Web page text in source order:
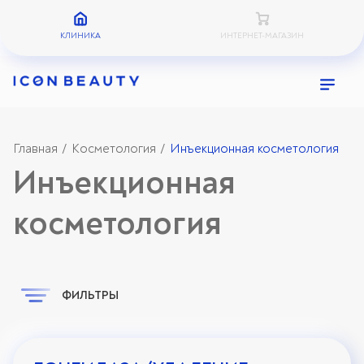
КЛИНИКА ИНТЕРНЕТ-МАГАЗИН
Главная / Косметология / Инъекционная косметология
Инъекционная
косметология
ФИЛЬТРЫ